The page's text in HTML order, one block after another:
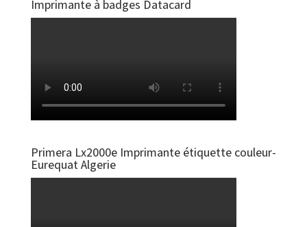
Imprimante à badges Datacard
Primera Lx2000e Imprimante étiquette couleur-
Eurequat Algerie